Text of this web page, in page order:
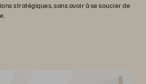
stratégiques, sans avoir à se soucier de